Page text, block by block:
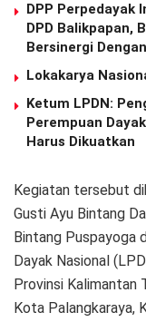
DPP Perpedayak
DPD Balikpapan,
Bersinergi
Lokakarya
Ketum LPDN:
Perempuan
Harus Dikuatkan
Kegiatan tersebut
Gusti Ayu Bintang
Bintang Puspayoga
Dayak Nasional
Provinsi Kalimantan
Kota Palangkaraya,